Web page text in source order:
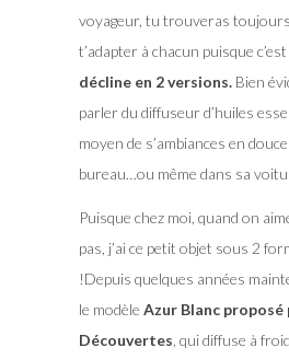
voyageur, tu trouveras
t’adapter à chacun puisque c’est
décline en 2 versions.Bien
parler du diffuseur d’huiles
moyen de s’ambiances en
bureau…ou même dans sa
Puisque chez moi, quand on
pas, j’ai ce petit objet sous 2
!Depuis quelques années
le modèle Azur Blanc
Découvertes , qui diffuse à